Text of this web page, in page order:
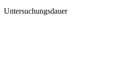
Untersuchungsdauer